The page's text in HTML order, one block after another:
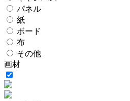
パネル
紙
ボード
布
その他
画材